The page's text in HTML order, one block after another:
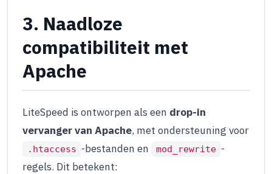
3. Naadloze
compatibiliteit met
Apache
LiteSpeed is ontworpen als een drop-in
vervanger van Apache, met ondersteuning voor
.htaccess -bestanden en mod_rewrite -
regels. Dit betekent: